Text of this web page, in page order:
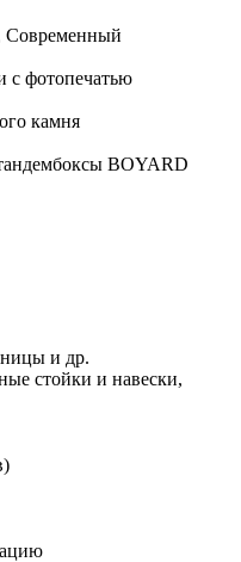
фотопечатью
камня
BOYARD
и др.
стойки и навески,